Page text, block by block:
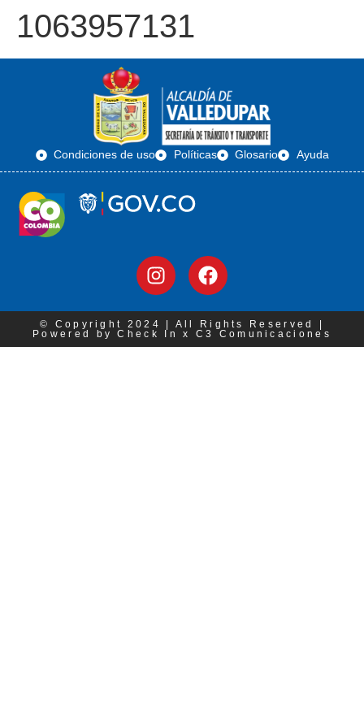
1063957131
Condiciones de uso Políticas Glosario Ayuda
© Copyright 2024 | All Rights Reserved |
Powered by Check In x C3 Comunicaciones